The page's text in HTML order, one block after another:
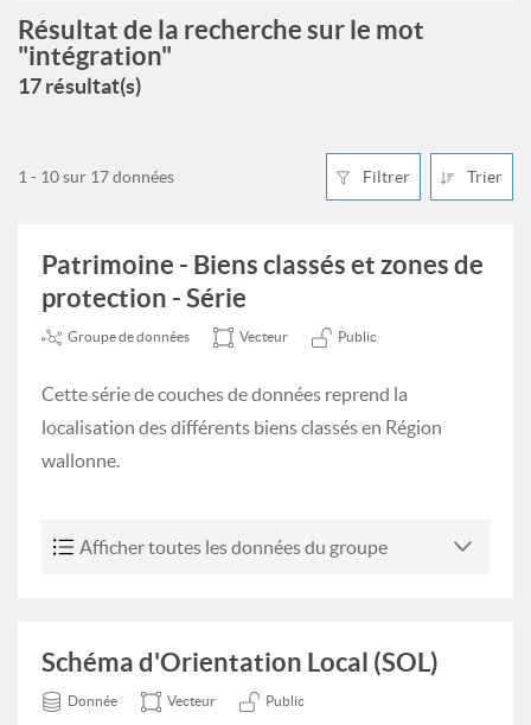
Résultat de la recherche sur le mot
"intégration"
17 résultat(s)
Filtrer Trier
1 - 10 sur 17 données
Patrimoine - Biens classés et zones de
protection - Série
Groupe de données Vecteur Public
Cette série de couches de données reprend la
localisation des différents biens classés en Région
wallonne.
Afficher toutes les données du groupe
Schéma d'Orientation Local (SOL)
Donnée Vecteur Public